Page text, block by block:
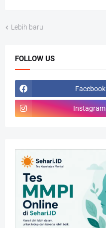
Lebih baru
FOLLOW US
Facebook
Instagram